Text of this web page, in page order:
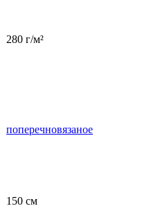
280 г/м²
поперечновязаное
150 см